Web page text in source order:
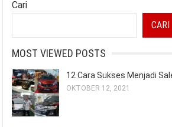
Cari
CARI
MOST VIEWED POSTS
12 Cara Sukses Menjadi
OKTOBER 12, 2021